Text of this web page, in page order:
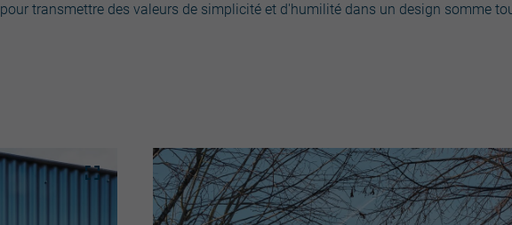
pour transmettre des valeurs de simplicité et d'humilité dans un design somme